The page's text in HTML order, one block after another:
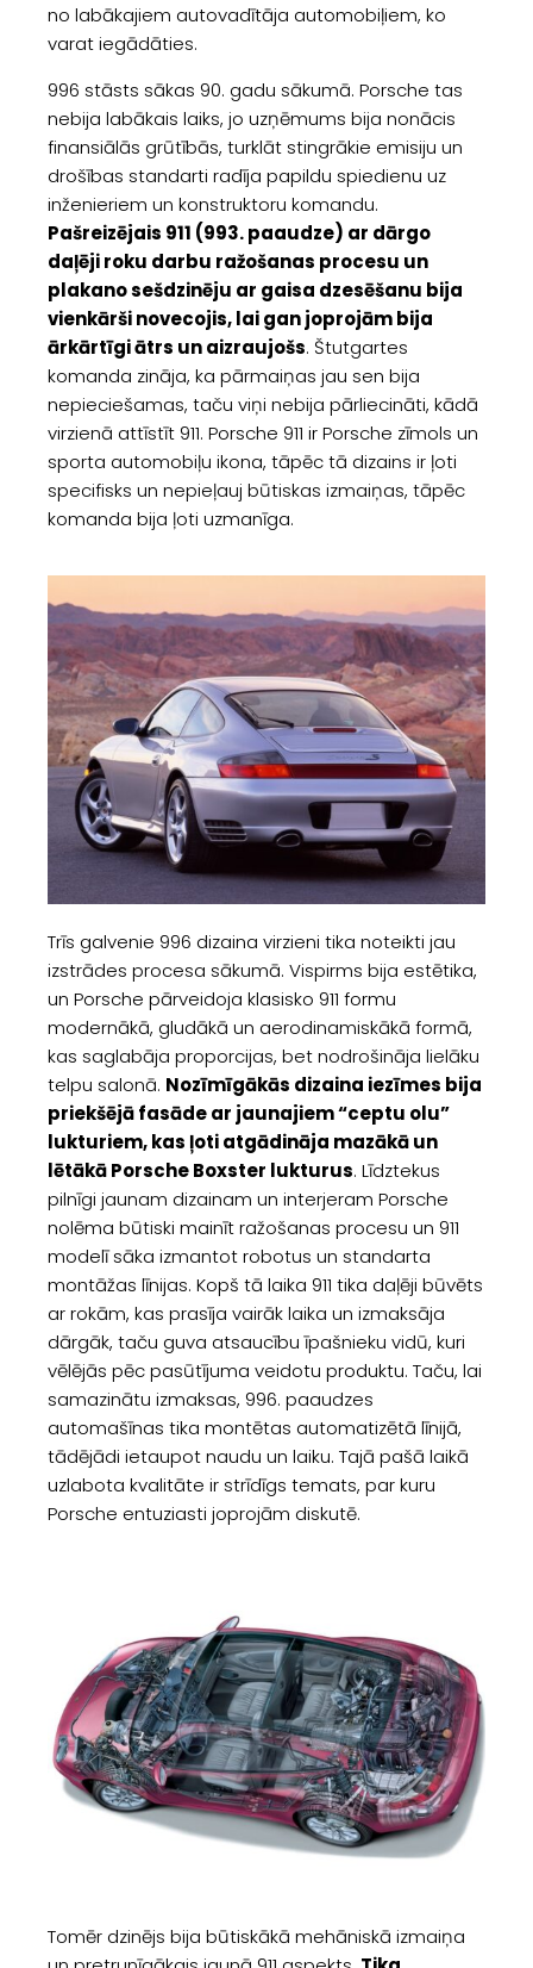
no labākajiem autovadītāja automobiļiem, ko
varat iegādāties.
996 stāsts sākas 90. gadu sākumā. Porsche tas
nebija labākais laiks, jo uzņēmums bija nonācis
finansiālās grūtībās, turklāt stingrākie emisiju un
drošības standarti radīja papildu spiedienu uz
inženieriem un konstruktoru komandu.
Pašreizējais 911 (993. paaudze) ar dārgo
daļēji roku darbu ražošanas procesu un
plakano sešdzinēju ar gaisa dzesēšanu bija
vienkārši novecojis, lai gan joprojām bija
ārkārtīgi ātrs un aizraujošs. Štutgartes
komanda zināja, ka pārmaiņas jau sen bija
nepieciešamas, taču viņi nebija pārliecināti, kādā
virzienā attīstīt 911. Porsche 911 ir Porsche zīmols un
sporta automobiļu ikona, tāpēc tā dizains ir ļoti
specifisks un nepieļauj būtiskas izmaiņas, tāpēc
komanda bija ļoti uzmanīga.
Trīs galvenie 996 dizaina virzieni tika noteikti jau
izstrādes procesa sākumā. Vispirms bija estētika,
un Porsche pārveidoja klasisko 911 formu
modernākā, gludākā un aerodinamiskākā formā,
kas saglabāja proporcijas, bet nodrošināja lielāku
telpu salonā. Nozīmīgākās dizaina iezīmes bija
priekšējā fasāde ar jaunajiem “ceptu olu”
lukturiem, kas ļoti atgādināja mazākā un
lētākā Porsche Boxster lukturus. Līdztekus
pilnīgi jaunam dizainam un interjeram Porsche
nolēma būtiski mainīt ražošanas procesu un 911
modelī sāka izmantot robotus un standarta
montāžas līnijas. Kopš tā laika 911 tika daļēji būvēts
ar rokām, kas prasīja vairāk laika un izmaksāja
dārgāk, taču guva atsaucību īpašnieku vidū, kuri
vēlējās pēc pasūtījuma veidotu produktu. Taču, lai
samazinātu izmaksas, 996. paaudzes
automašīnas tika montētas automatizētā līnijā,
tādējādi ietaupot naudu un laiku. Tajā pašā laikā
uzlabota kvalitāte ir strīdīgs temats, par kuru
Porsche entuziasti joprojām diskutē.
Tomēr dzinējs bija būtiskākā mehāniskā izmaiņa